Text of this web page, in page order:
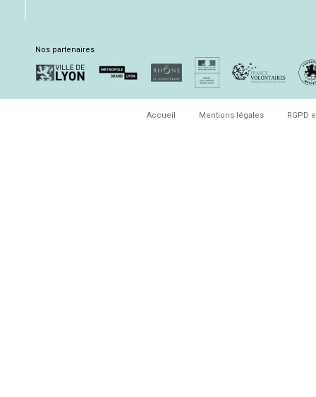
Nos partenaires
Accueil Mentions légales RGPD